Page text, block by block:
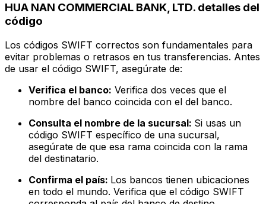
HUA NAN COMMERCIAL BANK, LTD. detalles del
código
Los códigos SWIFT correctos son fundamentales para
evitar problemas o retrasos en tus transferencias. Antes
de usar el código SWIFT, asegúrate de:
Verifica el banco: Verifica dos veces que el
nombre del banco coincida con el del banco.
Consulta el nombre de la sucursal: Si usas un
código SWIFT específico de una sucursal,
asegúrate de que esa rama coincida con la rama
del destinatario.
Confirma el país: Los bancos tienen ubicaciones
en todo el mundo. Verifica que el código SWIFT